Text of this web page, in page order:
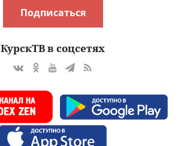
Подписаться
КурскТВ в соцсетях